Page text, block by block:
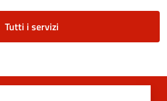
Tutti i servizi